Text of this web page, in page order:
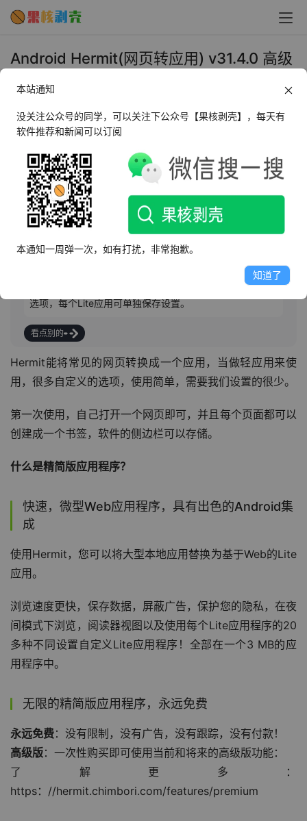
Android Hermit(网页转应用) v31.4.0 高级
2026年1月21日 下午3:35 系统相关
AI摘要
此内容由AI根据文章内容自动生成，并已由人工审核
Hermit可将网页转为轻应用，提供丰富自定义选项，加速
浏览、保护隐私、屏蔽广告。支持夜间模式、阅读器视图
等，且完全免费无广告。高级版解锁更多功能，如脚本运
行、RSS通知等。Hermit尊重用户隐私，不收集个人信
息，集成恶意软件防护。支持Android系统集成，无限定制
选项，每个Lite应用可单独保存设置。
看点别的
Hermit能将常见的网页转换成一个应用，当做轻应用来使
用，很多自定义的选项，使用简单，需要我们设置的很少。
第一次使用，自己打开一个网页即可，并且每个页面都可以
创建成一个书签，软件的侧边栏可以存储。
什么是精简版应用程序？
快速，微型Web应用程序，具有出色的Android集
成
使用Hermit，您可以将大型本地应用替换为基于Web的Lite
应用。
浏览速度更快，保存数据，屏蔽广告，保护您的隐私，在夜
间模式下浏览，阅读器视图以及使用每个Lite应用程序的20
多种不同设置自定义Lite应用程序！全部在一个3 MB的应
用程序中。
无限的精简版应用程序，永远免费
永远免费：没有限制，没有广告，没有跟踪，没有付款！
高级版：一次性购买即可使用当前和将来的高级版功能：
了解更多：
https：//hermit.chimbori.com/features/premium
本站通知
没关注公众号的同学，可以关注下公众号【果核剥壳】，每天有
软件推荐和新闻可以订阅
本通知一周弹一次，如有打扰，非常抱歉。
知道了